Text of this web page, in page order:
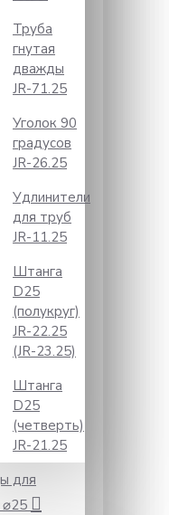
Труба
гнутая
дважды
JR-71.25
Уголок 90
градусов
JR-26.25
Удлинители
для труб
JR-11.25
Штанга
D25
(полукруг)
JR-22.25
(JR-23.25)
Штанга
D25
(четверть)
JR-21.25
для